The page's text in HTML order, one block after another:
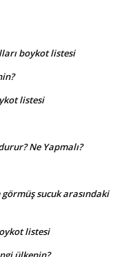
boykot listesi
listesi
Ne Yapmalı?
görmüş sucuk arasındaki
listesi